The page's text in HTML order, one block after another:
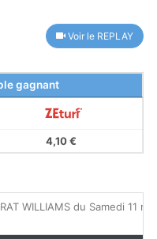
Voir le REPLAY
gagnant
4,10 €
WILLIAMS du Samedi 11